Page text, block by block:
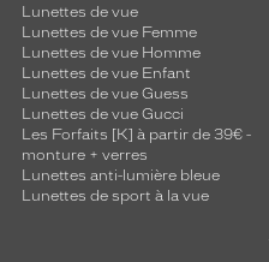
Lunettes de vue
Lunettes de vue Femme
Lunettes de vue Homme
Lunettes de vue Enfant
Lunettes de vue Guess
Lunettes de vue Gucci
Les Forfaits [K] à partir de 39€ -
monture + verres
Lunettes anti-lumière bleue
Lunettes de sport à la vue